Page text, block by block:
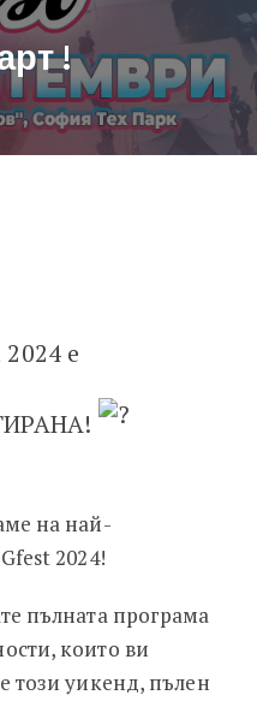
!
! е
на най-
2024!
пълната програма
които ви
този уикенд, пълен